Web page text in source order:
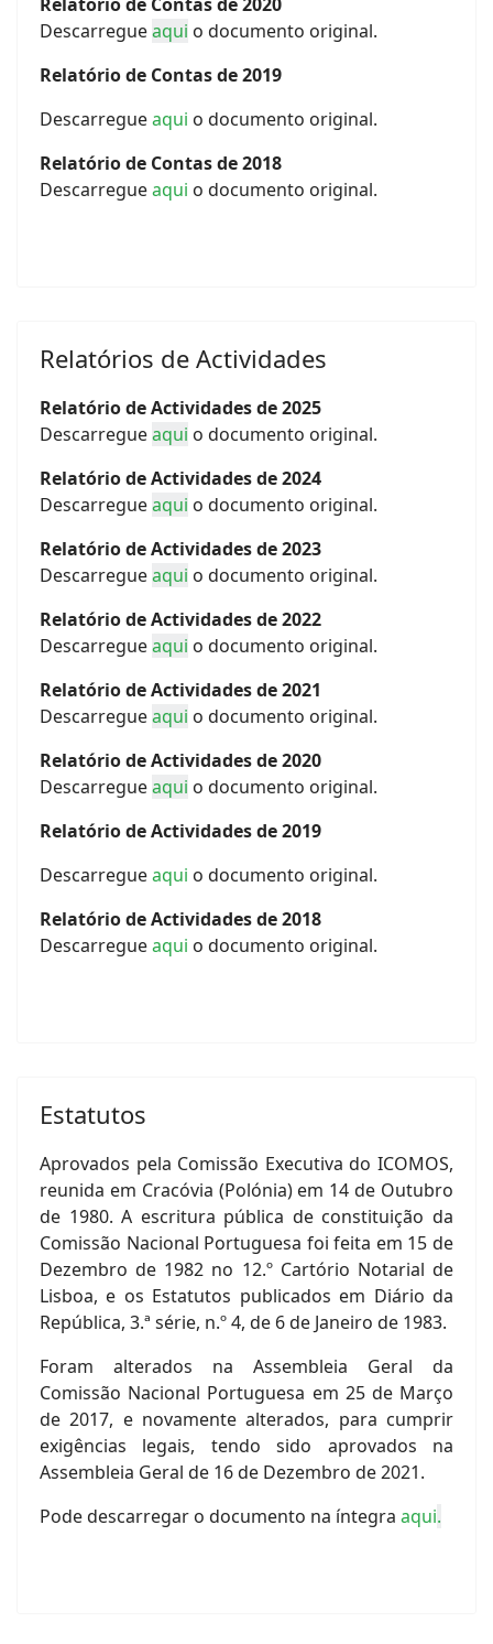
Descarregueaqui o documento original.
Relatório de Contas de 2019
Descarregueaqui o documento original.
Relatório de Contas de 2018
Descarregueaqui o documento original.
Relatórios de Actividades
Relatório de Actividades de 2025
Descarregueaqui o documento original.
Relatório de Actividades de 2024
Descarregueaqui o documento original.
Relatório de Actividades de 2023
Descarregueaqui o documento original.
Relatório de Actividades de 2022
Descarregueaqui o documento original.
Relatório de Actividades de 2021
Descarregueaqui o documento original.
Relatório de Actividades de 2020
Descarregueaqui o documento original.
Relatório de Actividades de 2019
Descarregueaqui o documento original.
Relatório de Actividades de 2018
Descarregueaqui o documento original.
Estatutos
Aprovados pela Comissão Executiva do ICOMOS,
reunida em Cracóvia (Polónia) em 14 de Outubro
de 1980. A escritura pública de constituição da
Comissão Nacional Portuguesa foi feita em 15 de
Dezembro de 1982 no 12.º Cartório Notarial de
Lisboa, e os Estatutos publicados em Diário da
República, 3.ª série, n.º 4, de 6 de Janeiro de 1983.
Foram alterados na Assembleia Geral da
Comissão Nacional Portuguesa em 25 de Março
de 2017, e novamente alterados, para cumprir
exigências legais, tendo sido aprovados na
Assembleia Geral de 16 de Dezembro de 2021.
Pode descarregar o documento na íntegra aqui.